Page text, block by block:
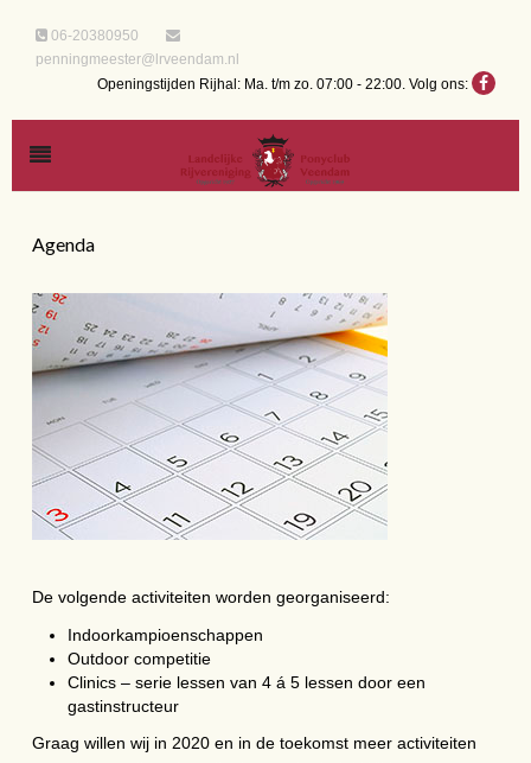
06-20380950
penningmeester@lrveendam.nl
Openingstijden Rijhal: Ma. t/m zo. 07:00 - 22:00. Volg ons:
Agenda
De volgende activiteiten worden georganiseerd:
Indoorkampioenschappen
Outdoor competitie
Clinics – serie lessen van 4 á 5 lessen door een
gastinstructeur
Graag willen wij in 2020 en in de toekomst meer activiteiten